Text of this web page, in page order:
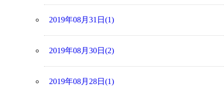
2019年08月31日(1)
2019年08月30日(2)
2019年08月28日(1)